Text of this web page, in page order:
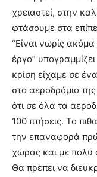
χρειαστεί, στην
φτάσουμε στα
“Είναι νωρίς ακόμα
έργο”
κρίση είχαμε σε
στο αεροδρόμιο
ότι σε όλα τα
100 πτήσεις. Το
την επαναφορά
χώρας και με πολύ
Θα πρέπει να